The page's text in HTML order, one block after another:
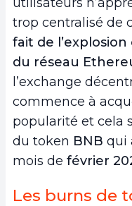
trop centralisé de
fait de
du réseau
l’exchange
commence à
popularité et cela
du token BNB qui
mois de février
Les burns de